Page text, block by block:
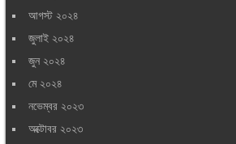
আগস্ট ২০২৪
জুলাই ২০২৪
জুন ২০২৪
মে ২০২৪
নভেম্বর ২০২৩
অক্টোবর ২০২৩